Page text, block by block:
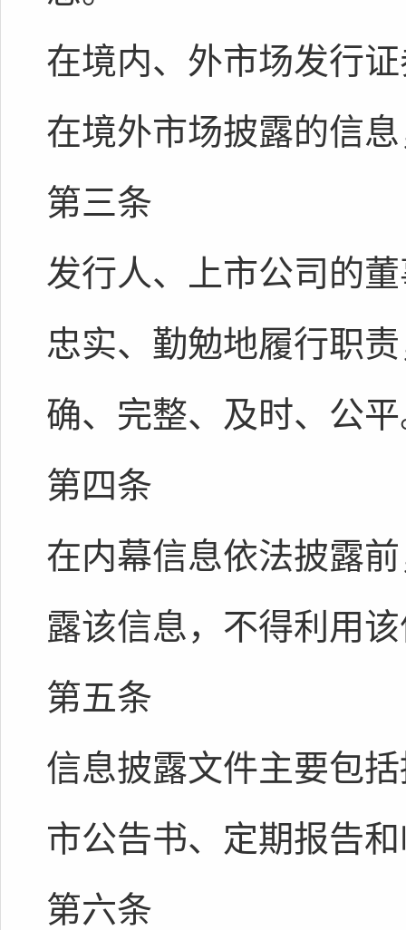
在境内、外市场发行
在境外市场披露的信
第三条
发行人、上市公司的
忠实、勤勉地履行职
确、完整、及时、公
第四条
在内幕信息依法披露
露该信息，不得利用
第五条
信息披露文件主要包
市公告书、定期报告
第六条